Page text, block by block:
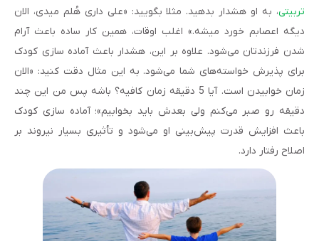
تربیتی، به او هشدار بدهید. مثلا بگویید: «علی داری هُلم میدی، الان
دیگه اعصابم خورد میشه.» اغلب اوقات، همین کار ساده باعث آرام
شدن فرزندتان می‌شود. علاوه بر این، هشدار باعث آماده سازی کودک
برای پذیرش خواسته‌های شما می‌شود. به این مثال دقت کنید: «الان
زمان خوابیدن است. آیا 5 دقیقه زمان کافیه؟ باشه پس من این چند
دقیقه رو صبر می‌کنم ولی بعدش باید بخوابیم»؛ آماده سازی کودک
باعث افزایش قدرت پیش­‌بینی او می‌شود و تأثیری بسیار نیروند بر
اصلاح رفتار دارد.